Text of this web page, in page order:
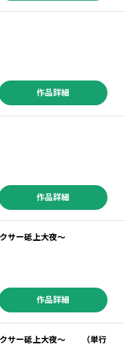
作品詳細
作品詳細
サー砥上大夜～
作品詳細
クサー砥上大夜～ （単行